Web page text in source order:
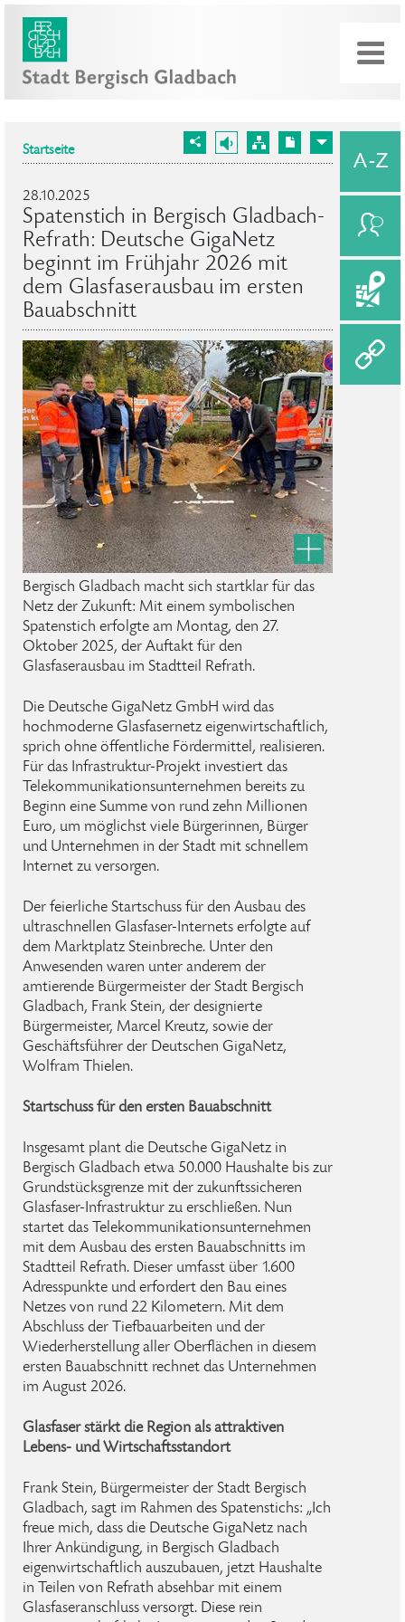
Startseite
28.10.2025
Spatenstich in Bergisch Gladbach-
Refrath: Deutsche GigaNetz
beginnt im Frühjahr 2026 mit
dem Glasfaserausbau im ersten
Bauabschnitt
Bergisch Gladbach macht sich startklar für das
Netz der Zukunft: Mit einem symbolischen
Spatenstich erfolgte am Montag, den 27.
Oktober 2025, der Auftakt für den
Glasfaserausbau im Stadtteil Refrath.
Die Deutsche GigaNetz GmbH wird das
hochmoderne Glasfasernetz eigenwirtschaftlich,
sprich ohne öffentliche Fördermittel, realisieren.
Für das Infrastruktur-Projekt investiert das
Telekommunikationsunternehmen bereits zu
Beginn eine Summe von rund zehn Millionen
Euro, um möglichst viele Bürgerinnen, Bürger
und Unternehmen in der Stadt mit schnellem
Internet zu versorgen.
Der feierliche Startschuss für den Ausbau des
ultraschnellen Glasfaser-Internets erfolgte auf
dem Marktplatz Steinbreche. Unter den
Anwesenden waren unter anderem der
amtierende Bürgermeister der Stadt Bergisch
Gladbach, Frank Stein, der designierte
Bürgermeister, Marcel Kreutz, sowie der
Geschäftsführer der Deutschen GigaNetz,
Wolfram Thielen.
Startschuss für den ersten Bauabschnitt
Insgesamt plant die Deutsche GigaNetz in
Bergisch Gladbach etwa 50.000 Haushalte bis zur
Grundstücksgrenze mit der zukunftssicheren
Glasfaser-Infrastruktur zu erschließen. Nun
startet das Telekommunikationsunternehmen
mit dem Ausbau des ersten Bauabschnitts im
Stadtteil Refrath. Dieser umfasst über 1.600
Adresspunkte und erfordert den Bau eines
Netzes von rund 22 Kilometern. Mit dem
Abschluss der Tiefbauarbeiten und der
Wiederherstellung aller Oberflächen in diesem
ersten Bauabschnitt rechnet das Unternehmen
im August 2026.
Glasfaser stärkt die Region als attraktiven
Lebens- und Wirtschaftsstandort
Frank Stein, Bürgermeister der Stadt Bergisch
Gladbach, sagt im Rahmen des Spatenstichs: „Ich
freue mich, dass die Deutsche GigaNetz nach
Ihrer Ankündigung, in Bergisch Gladbach
eigenwirtschaftlich auszubauen, jetzt Haushalte
in Teilen von Refrath absehbar mit einem
Glasfaseranschluss versorgt. Diese rein